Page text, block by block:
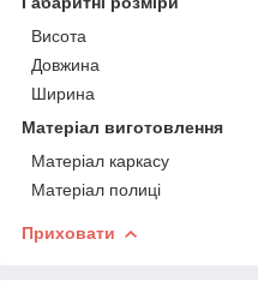
Висота
Довжина
Ширина
Матеріал виготовлення
Матеріал каркасу
Матеріал полиці
Приховати